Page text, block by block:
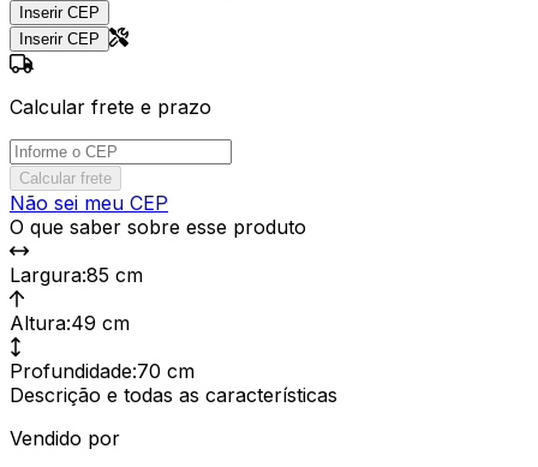
Inserir CEP
Inserir CEP
Calcular frete e prazo
Calcular frete
Não sei meu CEP
O que saber sobre esse produto
Largura:85 cm
Altura:49 cm
Profundidade:70 cm
Descrição e todas as características
Vendido por